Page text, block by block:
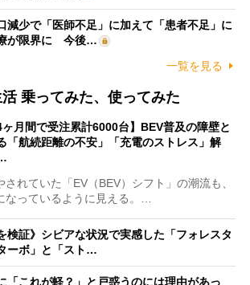
減少で「医師不足」に加えて「患者不足」に
が限界に 今後…
一覧を見る
乗ってみた、使ってみた
ヶ月間で受注累計6000台】BEV普及の障壁と
「航続距離の不安」「充電のストレス」解
れていた「EV（BEV）シフト」の潮流も、
なっているように見える。…
検証》シビアな状況で実感した「フォレスタ
ーボ」と「スト…
「これが軽？」と戸惑うのには理由があっ